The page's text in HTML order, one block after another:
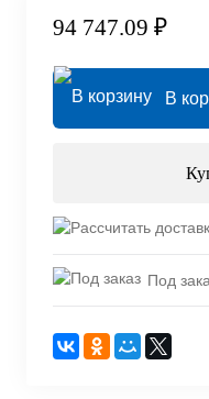
94 747.09 ₽
В
Под